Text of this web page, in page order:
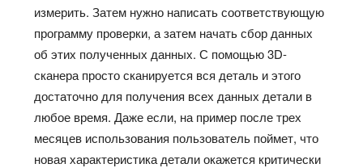
измерить. Затем нужно написать соответствующую
программу проверки, а затем начать сбор данных
об этих полученных данных. С помощью 3D-
сканера просто сканируется вся деталь и этого
достаточно для получения всех данных детали в
любое время. Даже если, на пример после трех
месяцев использования пользователь поймет, что
новая характеристика детали окажется критически